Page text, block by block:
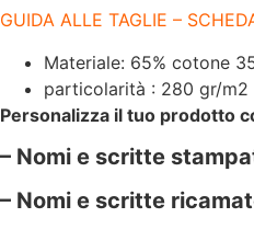
GUIDA ALLE TAGLIE –
Materiale: 65% cotone
particolarità : 280 gr/m2
Personalizza il tuo prodotto
– Nomi e scritte
– Nomi e scritte